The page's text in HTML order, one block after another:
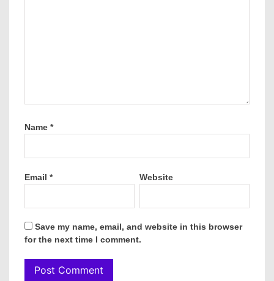
Name *
Email * Website
Save my name, email, and website in this browser
for the next time I comment.